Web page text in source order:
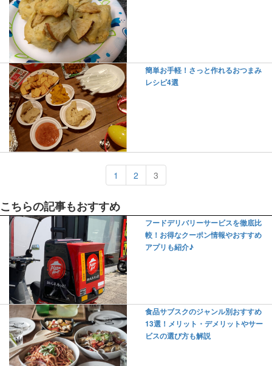
簡単お手軽！さっと作れるおつまみ
レシピ4選
1 2 3
こちらの記事もおすすめ
フードデリバリーサービスを徹底比
較！お得なクーポン情報やおすすめ
アプリも紹介♪
食品サブスクのジャンル別おすすめ
13選！メリット・デメリットやサー
ビスの選び方も解説